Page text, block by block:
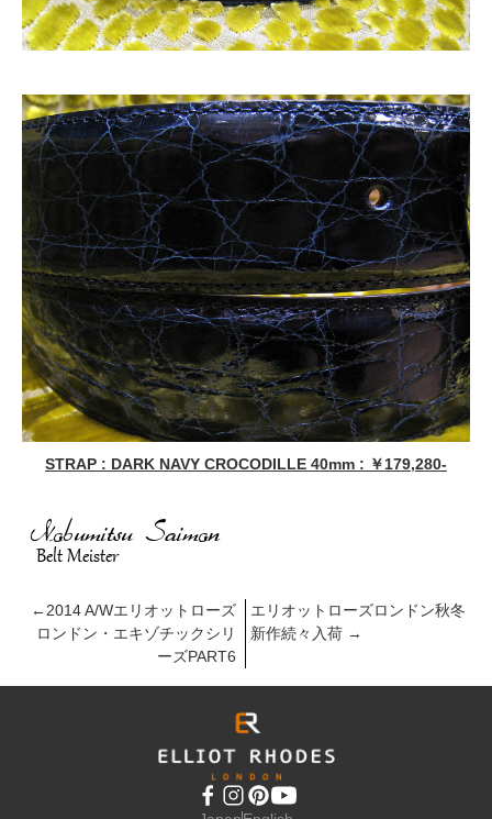
STRAP : DARK NAVY CROCODILLE 40mm : ￥179,280-
←2014 A/Wエリオットローズ
ロンドン・エキゾチックシリ
ーズPART6
エリオットローズロンドン秋冬
新作続々入荷 →